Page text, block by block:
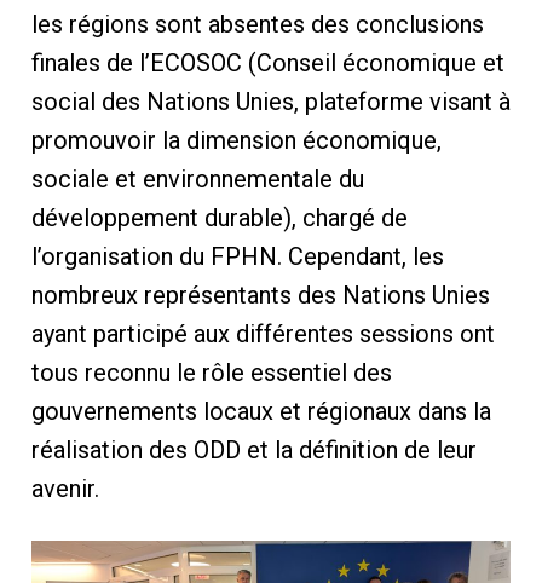
les régions sont absentes des conclusions
finales de l’ECOSOC (Conseil économique et
social des Nations Unies, plateforme visant à
promouvoir la dimension économique,
sociale et environnementale du
développement durable), chargé de
l’organisation du FPHN. Cependant, les
nombreux représentants des Nations Unies
ayant participé aux différentes sessions ont
tous reconnu le rôle essentiel des
gouvernements locaux et régionaux dans la
réalisation des ODD et la définition de leur
avenir.